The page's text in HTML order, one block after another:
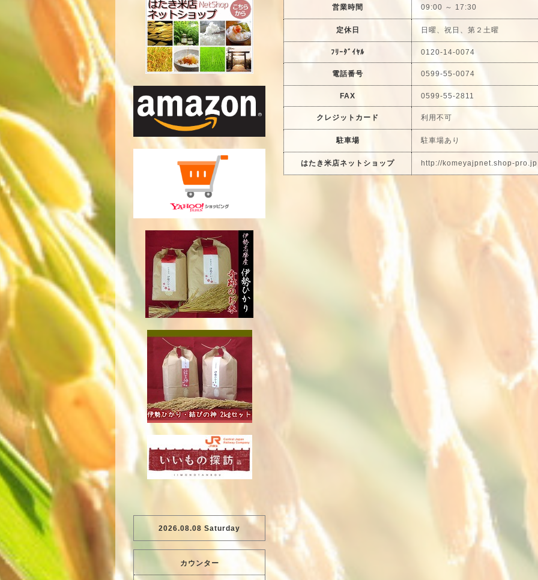
営業時間 09:00 ～ 17:30
定休日 日曜、祝日、第２土曜
ﾌﾘｰﾀﾞｲﾔﾙ 0120-14-0074
電話番号 0599-55-0074
FAX 0599-55-2811
クレジットカード 利用不可
駐車場 駐車場あり
はたき米店ネットショップ http://komeyajpnet.shop-pro.jp
2026.08.08 Saturday
カウンター